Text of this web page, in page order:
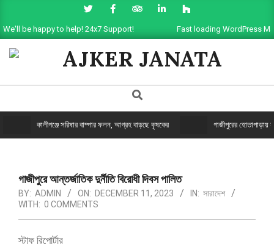
We'll be happy to help! 24x7 Support! Fast loading WordPress
AJKER
কালীগঞ্জে সরিষার বাম্পার ফলন, আগ্রহ বাড়ছে কৃষকের গাজীপুরের হোতাপাড়ায়
গাজীপুরে আন্তর্জাতিক দুর্নীতি বিরোধী দিবস পালিত
BY: ADMIN ON: DECEMBER 11, 2023 IN: সারাদেশ
WITH: 0 COMMENTS
স্টাফ রিপোর্টার